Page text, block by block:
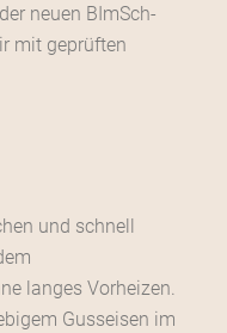
neuen BImSch-
mit geprüften
und schnell
langes Vorheizen.
Gusseisen im